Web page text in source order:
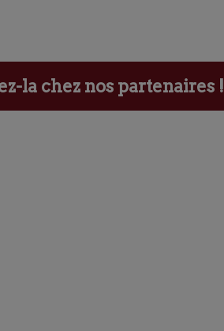
la chez nos partenaires !